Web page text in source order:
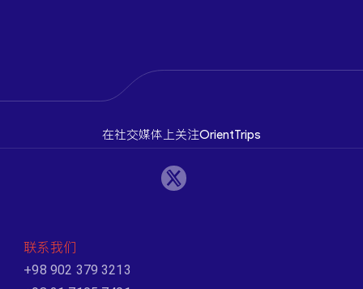
在社交媒体上关注OrientTrips
联系我们
+98 902 379 3213